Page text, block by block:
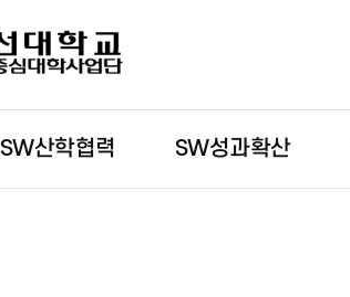
SW산학협력 SW성과확산